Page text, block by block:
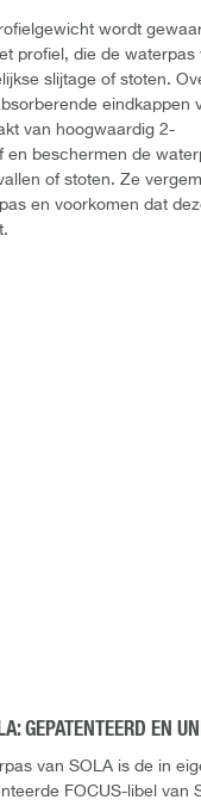
wordt
profiel, die de waterpas
slijtage of stoten.
eindkappen
van hoogwaardig 2-
en beschermen de
of stoten. Ze
en voorkomen dat
GEPATENTEERD EN
van SOLA is de in
FOCUS-libel van